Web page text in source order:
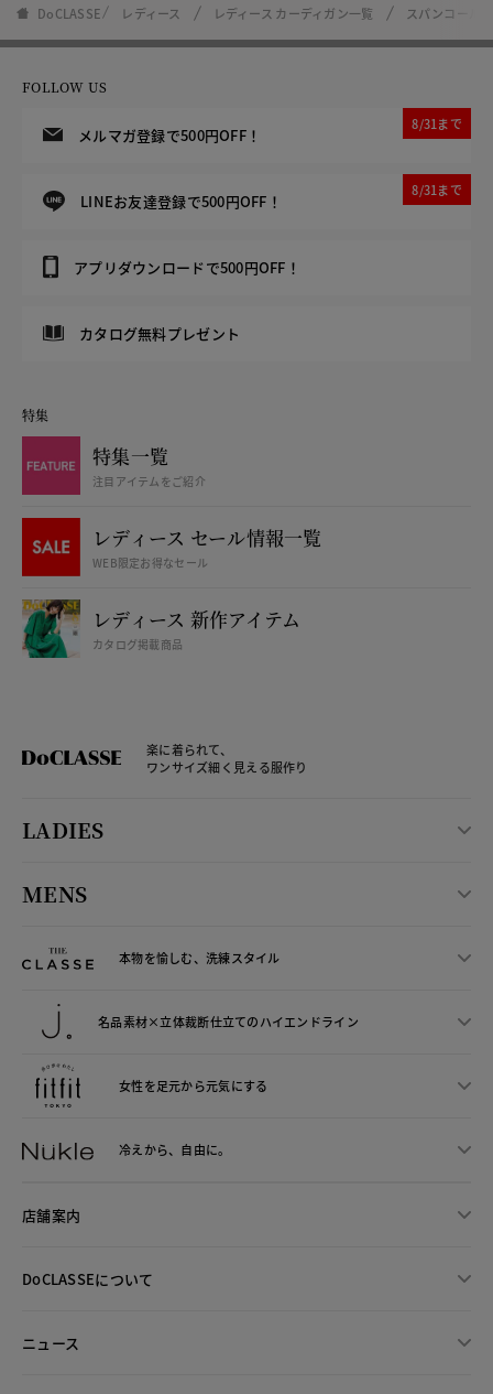
DoCLASSE レディース レディース カーディガン一覧 スパンコール
FOLLOW US
メルマガ登録で500円OFF！
8/31まで
LINEお友達登録で500円OFF！
8/31まで
アプリダウンロードで500円OFF！
カタログ無料プレゼント
特集
特集一覧
注目アイテムをご紹介
レディース セール情報一覧
WEB限定お得なセール
レディース 新作アイテム
カタログ掲載商品
楽に着られて、
ワンサイズ細く見える服作り
LADIES
MENS
本物を愉しむ、洗練スタイル
名品素材×立体裁断仕立てのハイエンドライン
女性を足元から元気にする
冷えから、 自由に。
店舗案内
DoCLASSEについて
ニュース